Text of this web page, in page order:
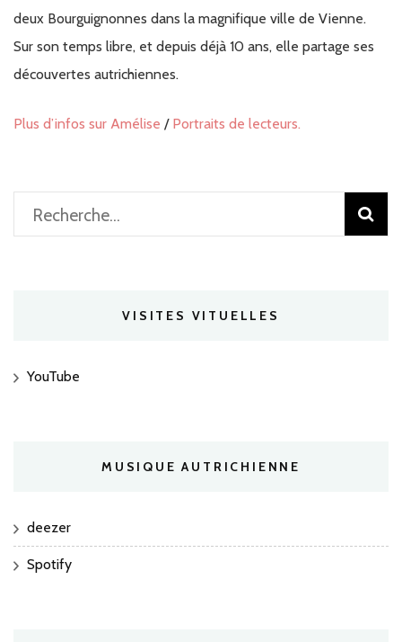
deux Bourguignonnes dans la magnifique ville de Vienne.
Sur son temps libre, et depuis déjà 10 ans, elle partage ses
découvertes autrichiennes.
Plus d’infos sur Amélise / Portraits de lecteurs.
Rechercher :
VISITES VITUELLES
YouTube
MUSIQUE AUTRICHIENNE
deezer
Spotify